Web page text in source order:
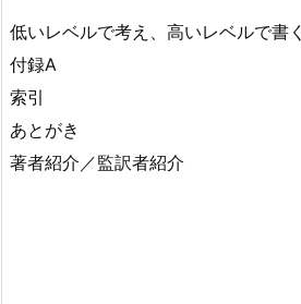
低いレベルで考え、高いレベルで書く
付録A
索引
あとがき
著者紹介／監訳者紹介